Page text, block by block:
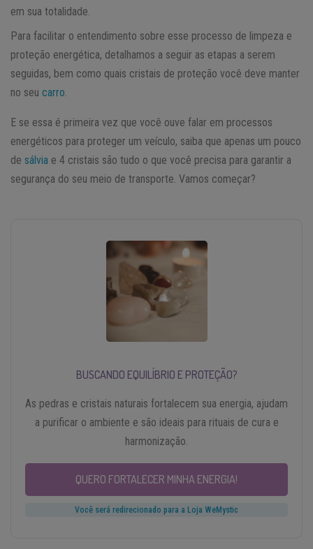
em sua totalidade.
Para facilitar o entendimento sobre esse processo de limpeza e
proteção energética, detalhamos a seguir as etapas a serem
seguidas, bem como quais cristais de proteção você deve manter
no seu carro
E se essa é primeira vez que você ouve falar em processos
energéticos para proteger um veículo, saiba que apenas um pouco
de sálvia e 4 cristais são tudo o que você precisa para garantir a
segurança do seu meio de transporte. Vamos começar?
BUSCANDO EQUILÍBRIO E PROTEÇÃO?
As pedras e cristais naturais fortalecem sua energia, ajudam
a purificar o ambiente e são ideais para rituais de cura e
harmonização.
QUERO FORTALECER MINHA ENERGIA!
Você será redirecionado para a Loja WeMystic